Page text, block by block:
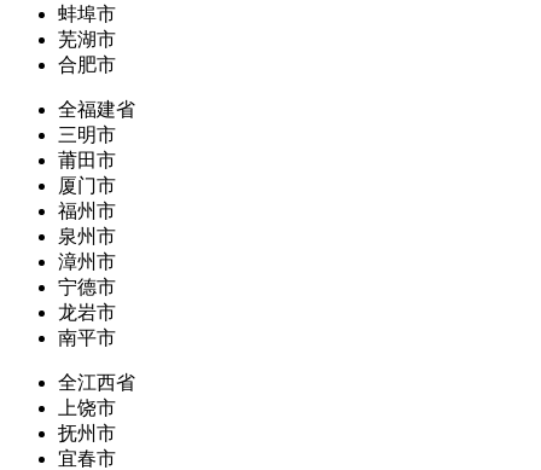
蚌埠市
芜湖市
合肥市
全福建省
三明市
莆田市
厦门市
福州市
泉州市
漳州市
宁德市
龙岩市
南平市
全江西省
上饶市
抚州市
宜春市